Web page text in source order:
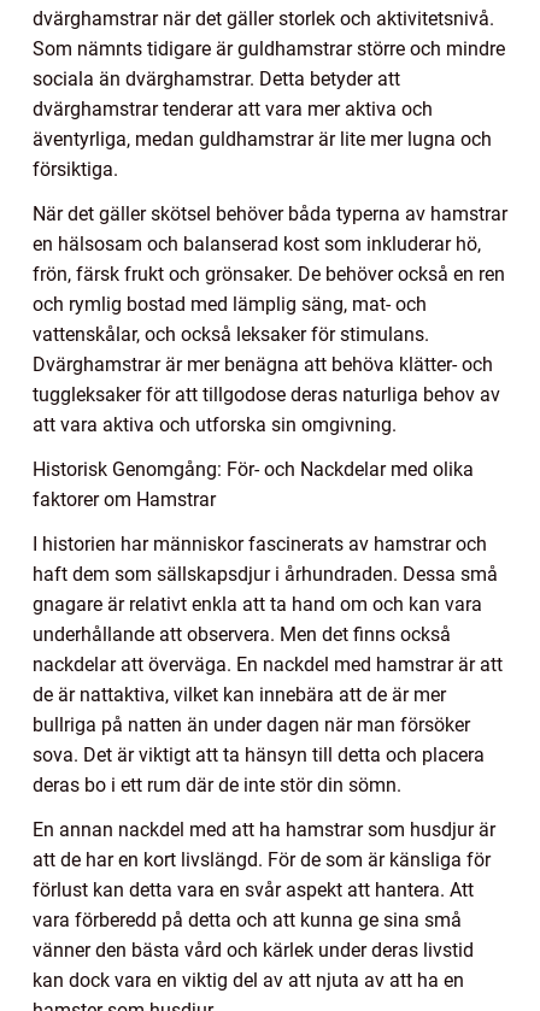
dvärghamstrar när det gäller storlek och aktivitetsnivå.
Som nämnts tidigare är guldhamstrar större och mindre
sociala än dvärghamstrar. Detta betyder att
dvärghamstrar tenderar att vara mer aktiva och
äventyrliga, medan guldhamstrar är lite mer lugna och
försiktiga.
När det gäller skötsel behöver båda typerna av hamstrar
en hälsosam och balanserad kost som inkluderar hö,
frön, färsk frukt och grönsaker. De behöver också en ren
och rymlig bostad med lämplig säng, mat- och
vattenskålar, och också leksaker för stimulans.
Dvärghamstrar är mer benägna att behöva klätter- och
tuggleksaker för att tillgodose deras naturliga behov av
att vara aktiva och utforska sin omgivning.
Historisk Genomgång: För- och Nackdelar med olika
faktorer om Hamstrar
I historien har människor fascinerats av hamstrar och
haft dem som sällskapsdjur i århundraden. Dessa små
gnagare är relativt enkla att ta hand om och kan vara
underhållande att observera. Men det finns också
nackdelar att överväga. En nackdel med hamstrar är att
de är nattaktiva, vilket kan innebära att de är mer
bullriga på natten än under dagen när man försöker
sova. Det är viktigt att ta hänsyn till detta och placera
deras bo i ett rum där de inte stör din sömn.
En annan nackdel med att ha hamstrar som husdjur är
att de har en kort livslängd. För de som är känsliga för
förlust kan detta vara en svår aspekt att hantera. Att
vara förberedd på detta och att kunna ge sina små
vänner den bästa vård och kärlek under deras livstid
kan dock vara en viktig del av att njuta av att ha en